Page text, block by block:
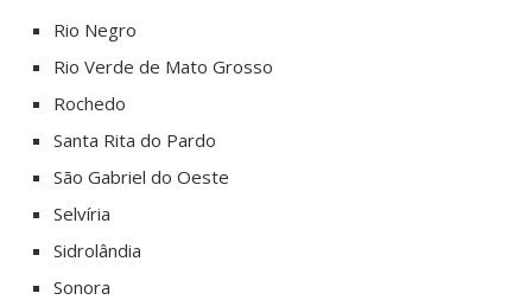
Rio Negro
Rio Verde de Mato Grosso
Rochedo
Santa Rita do Pardo
São Gabriel do Oeste
Selvíria
Sidrolândia
Sonora